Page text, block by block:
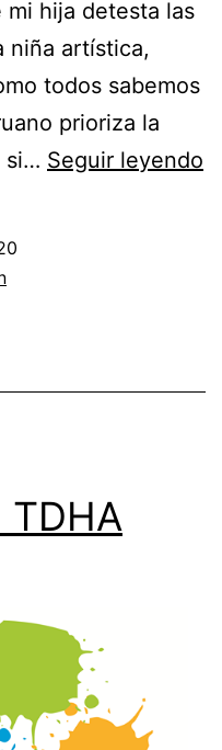
mi hija detesta las
niña artística,
todos sabemos
prioriza la
si… Seguir leyendo
TDHA